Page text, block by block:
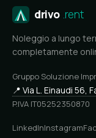
drivo .rent
Noleggio a lungo
completamente
Gruppo Soluzione
📍 Via L. Einaudi 56,
P.IVA IT05252350870
LinkedInInstagram